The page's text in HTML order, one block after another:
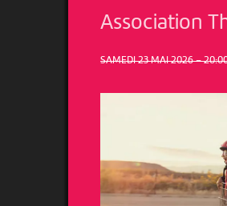
SAMEDI 23 MAI 2026 –
Association